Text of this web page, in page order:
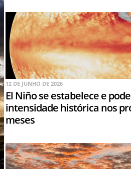
12 DE JUNHO DE 2026
El Niño se estabelece e
intensidade histórica nos
meses